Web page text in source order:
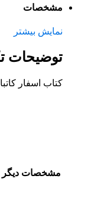
مشخصات
نمایش بیشتر
توضیحات
کتاب اسفار
مشخصات دیگر